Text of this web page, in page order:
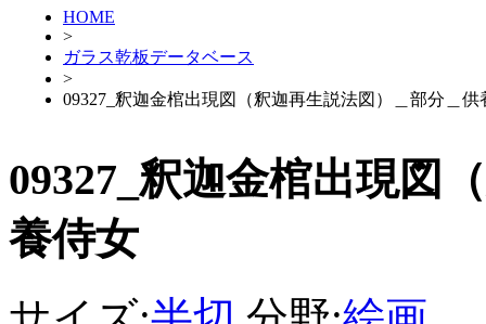
HOME
>
ガラス乾板データベース
>
09327_釈迦金棺出現図（釈迦再生説法図）＿部分＿供
09327_釈迦金棺出現図
養侍女